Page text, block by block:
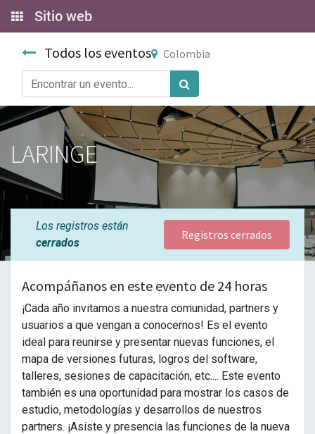
Sitio web
Todos los eventos Colombia
LARINGE
Los registros están
cerrados
Registros cerrados
Acompáñanos en este evento de 24 horas
¡Cada año invitamos a nuestra comunidad, partners y
usuarios a que vengan a conocernos! Es el evento
ideal para reunirse y presentar nuevas funciones, el
mapa de versiones futuras, logros del software,
talleres, sesiones de capacitación, etc.... Este evento
también es una oportunidad para mostrar los casos de
estudio, metodologías y desarrollos de nuestros
partners. ¡Asiste y presencia las funciones de la nueva